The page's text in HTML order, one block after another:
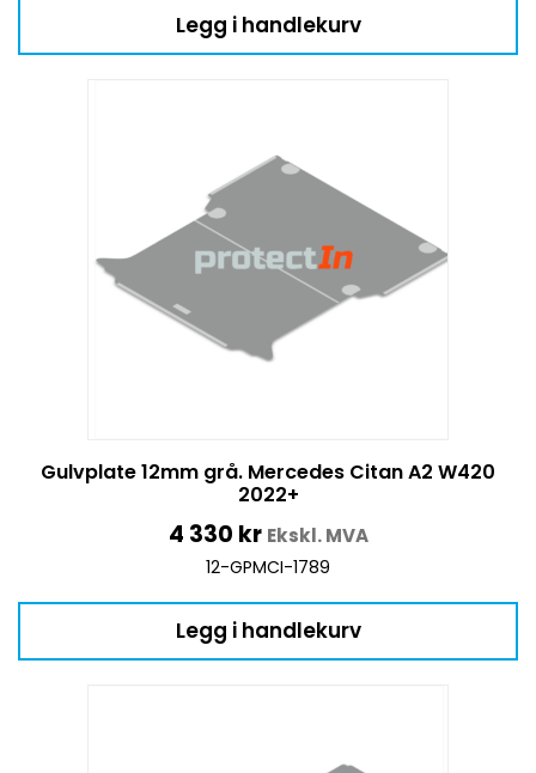
Legg i handlekurv
Gulvplate 12mm grå. Mercedes Citan A2 W420
2022+
4 330 kr Ekskl. MVA
12-GPMCI-1789
Legg i handlekurv